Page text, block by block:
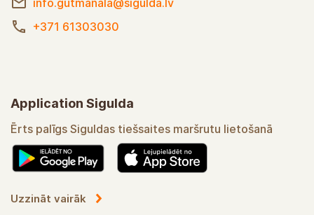
info.gutmanala@sigulda.lv
+371 61303030
Application Sigulda
Ērts palīgs Siguldas tiešsaites maršrutu lietošanā
Uzzināt vairāk